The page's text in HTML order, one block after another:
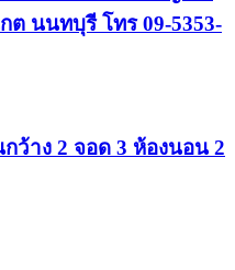
ต นนทบุรี โทร 09-5353-
ว้าง 2 จอด 3 ห้องนอน 2